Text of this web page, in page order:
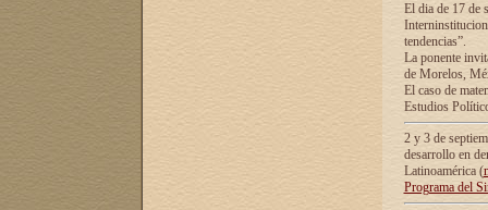
El dia de 17 de
tendencias”.
La ponente
de Morelos,
El caso de
Estudios
2 y 3 de
desarrollo en
Latinoamérica (
Programa del